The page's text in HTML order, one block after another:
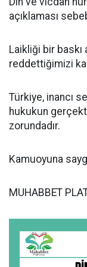
açıklaması
Laikliği bir baskı
reddettiğimizi
Türkiye, inancı
hukukun
zorundadır.
Kamuoyuna
MUHABBET